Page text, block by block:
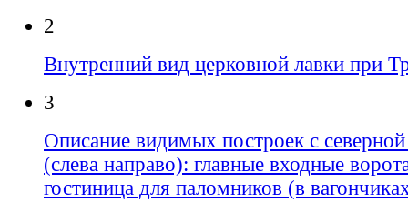
2
Внутренний вид церковной лавки при
3
Описание видимых построек с
(слева направо): главные входные
гостиница для паломников (в